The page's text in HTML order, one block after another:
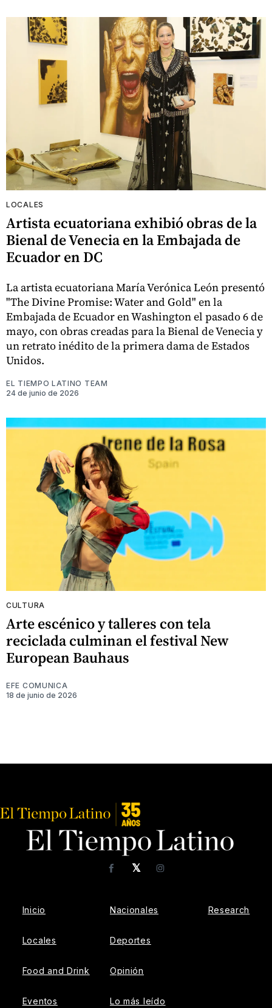
LOCALES
Artista ecuatoriana exhibió obras de la
Bienal de Venecia en la Embajada de
Ecuador en DC
La artista ecuatoriana María Verónica León presentó
"The Divine Promise: Water and Gold" en la
Embajada de Ecuador en Washington el pasado 6 de
mayo, con obras creadas para la Bienal de Venecia y
un retrato inédito de la primera dama de Estados
Unidos.
EL TIEMPO LATINO TEAM
24 de junio de 2026
CULTURA
Arte escénico y talleres con tela
reciclada culminan el festival New
European Bauhaus
EFE COMUNICA
18 de junio de 2026
𝕏
FacebookInstagram
Inicio
Locales
Food and Drink
Eventos
Nacionales
Deportes
Opinión
Lo más leído
Research